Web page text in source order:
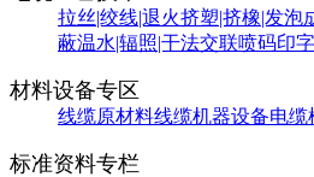
拉丝|绞线|退火挤塑|挤橡|发泡
蔽温水|辐照|干法交联喷码印
材料设备专区
线缆原材料线缆机器设备电缆
标准资料专栏